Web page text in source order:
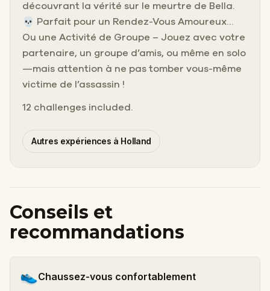
découvrant la vérité sur le meurtre de Bella.
💀 Parfait pour un Rendez-Vous Amoureux…
Ou une Activité de Groupe – Jouez avec votre
partenaire, un groupe d’amis, ou même en solo
—mais attention à ne pas tomber vous-même
victime de l’assassin !
12 challenges included.
Autres expériences à Holland
Conseils et
recommandations
👟Chaussez-vous confortablement